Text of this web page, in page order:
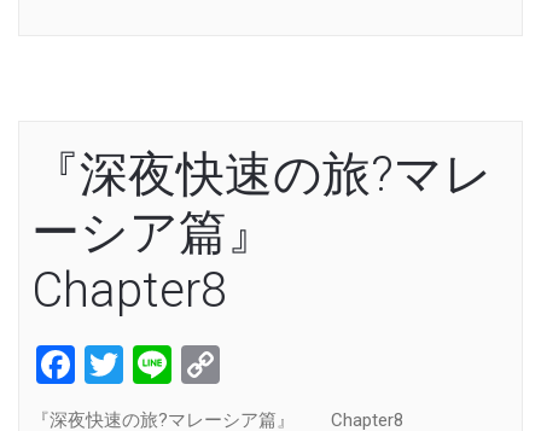
『深夜快速の旅?マレ
ーシア篇』
Chapter8
Facebook
Twitter
Line
Link
『深夜快速の旅?マレーシア篇』 Chapter8